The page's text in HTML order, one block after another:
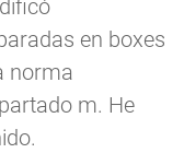
en boxes
norma
m. He